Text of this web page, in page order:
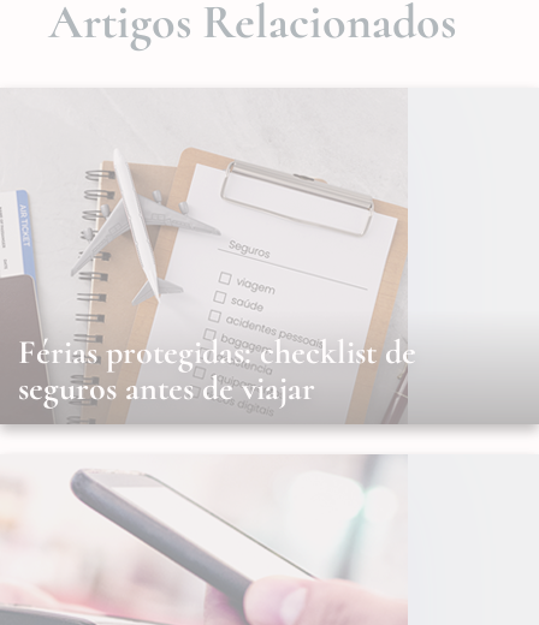
Artigos Relacionados
Férias protegidas: checklist de
seguros antes de viajar